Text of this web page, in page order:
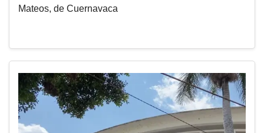
Mateos, de Cuernavaca